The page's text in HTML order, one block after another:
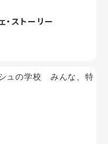
・ストーリー